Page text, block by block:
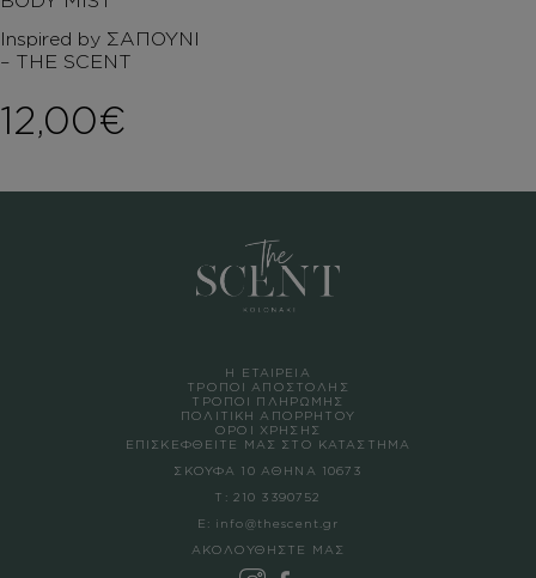
Inspired by ΣΑΠΟΥΝΙ
– THE SCENT
12,00€
Η ΕΤΑΙΡΕΙΑ
ΤΡΟΠΟΙ ΑΠΟΣΤΟΛΗΣ
ΤΡΟΠΟΙ ΠΛΗΡΩΜΗΣ
ΠΟΛΙΤΙΚΗ ΑΠΟΡΡΗΤΟΥ
ΟΡΟΙ ΧΡΗΣΗΣ
ΕΠΙΣΚΕΦΘΕΙΤΕ ΜΑΣ ΣΤΟ ΚΑΤΑΣΤΗΜΑ
ΣΚΟΥΦΑ 10 ΑΘΗΝΑ 10673
Τ: 210 3390752
Ε: info@thescent.gr
ΑΚΟΛΟΥΘΗΣΤΕ ΜΑΣ